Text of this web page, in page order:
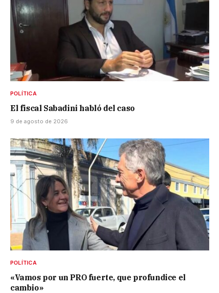
POLÍTICA
El fiscal Sabadini habló del caso
9 de agosto de 2026
POLÍTICA
«Vamos por un PRO fuerte, que profundice el
cambio»